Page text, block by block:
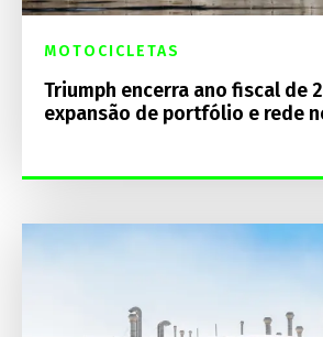
MOTOCICLETAS
Triumph encerra ano fiscal de
expansão de portfólio e rede